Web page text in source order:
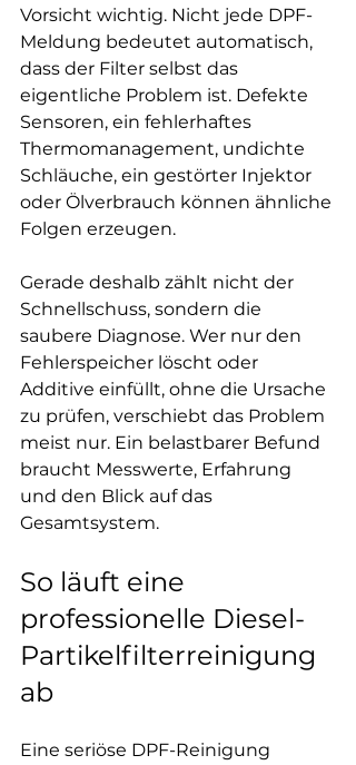
Vorsicht wichtig. Nicht jede DPF-
Meldung bedeutet automatisch,
dass der Filter selbst das
eigentliche Problem ist. Defekte
Sensoren, ein fehlerhaftes
Thermomanagement, undichte
Schläuche, ein gestörter Injektor
oder Ölverbrauch können ähnliche
Folgen erzeugen.
Gerade deshalb zählt nicht der
Schnellschuss, sondern die
saubere Diagnose. Wer nur den
Fehlerspeicher löscht oder
Additive einfüllt, ohne die Ursache
zu prüfen, verschiebt das Problem
meist nur. Ein belastbarer Befund
braucht Messwerte, Erfahrung
und den Blick auf das
Gesamtsystem.
So läuft eine
professionelle Diesel-
Partikelfilterreinigung
ab
Eine seriöse DPF-Reinigung